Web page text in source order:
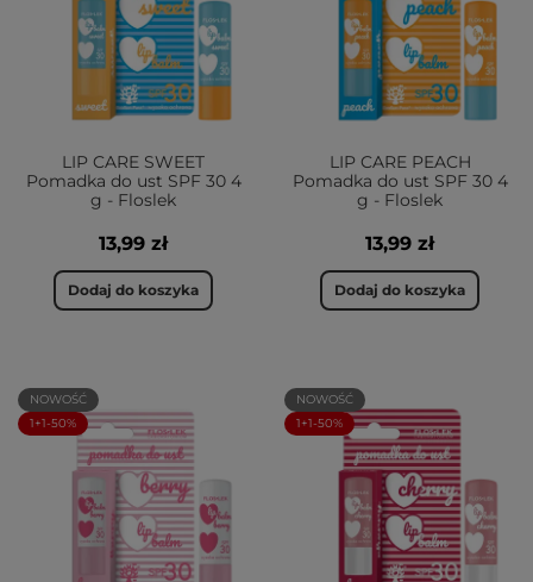
LIP CARE SWEET
Pomadka do ust SPF 30 4
g - Floslek
13,99 zł
Dodaj do koszyka
LIP CARE PEACH
Pomadka do ust SPF 30 4
g - Floslek
13,99 zł
Dodaj do koszyka
NOWOŚĆ
1+1-50%
NOWOŚĆ
1+1-50%